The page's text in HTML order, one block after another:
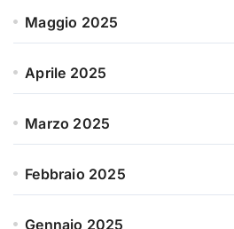
Maggio 2025
Aprile 2025
Marzo 2025
Febbraio 2025
Gennaio 2025